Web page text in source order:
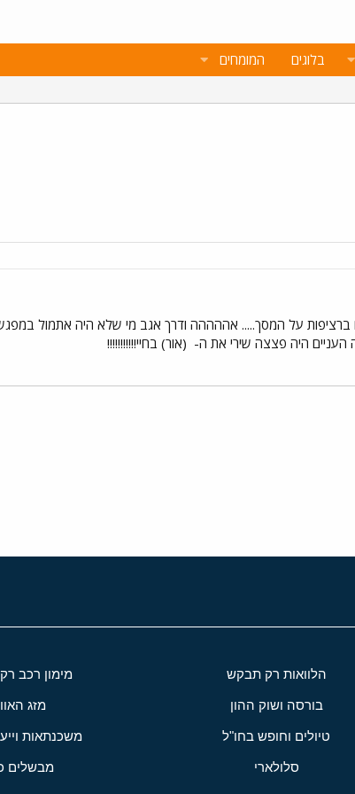
בלוגים המומחים
ברציפות על המסך..... אההההה ודרך אגב מי שלא היה אתמול
העניים היה פצצה שירי את ה- (אור) בחיי!!!!!!!!!!!
הלוואות רק תבקש מימון רכב
בורסה ושוק ההון מזג
טיולים וחופש בחו"ל משכנתאות
סלולארי מבשלים